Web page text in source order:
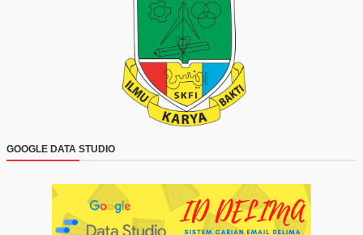
GOOGLE DATA STUDIO